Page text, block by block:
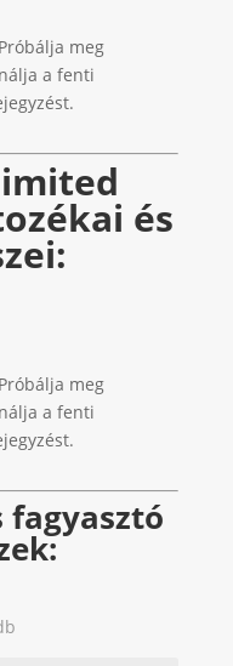
meg
a fenti
és
meg
a fenti
fagyasztó
Sorted